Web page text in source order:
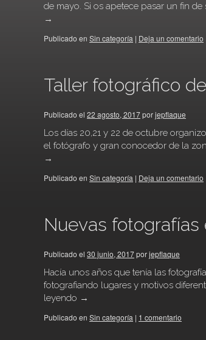
de mayo. Si os apetece pasar un fin
→
Publicado en Sin categoría | Deja un comentario
Taller fotográfico
Publicado el 22 agosto, 2017porjepflaque
Los días 20,21 y 22 de octubre
el fotógrafo y gran conocedor de la
→
Publicado en Sin categoría | Deja un comentario
Nuevas fotografías
Publicado el 30 junio, 2017porjepflaque
Hacía unos años que tenía las
fotografiando lugares y motivos
leyendo →
Publicado en Sin categoría | 1 comentario